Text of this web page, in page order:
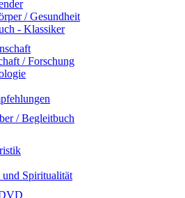
/ Gesundheit
- Klassiker
/ Forschung
/ Begleitbuch
Spiritualität